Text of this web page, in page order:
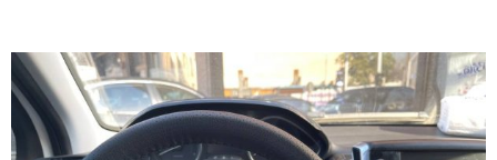
View
Larger
Image